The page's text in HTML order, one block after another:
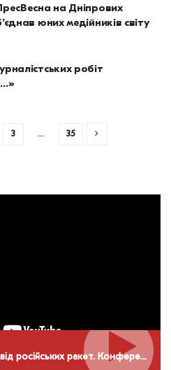
на Дніпрових
юних медійників світу
робіт
3 … 35
Як журналісти рятувалися від російських ракет. Конференція НСЖУ в Дніпрі